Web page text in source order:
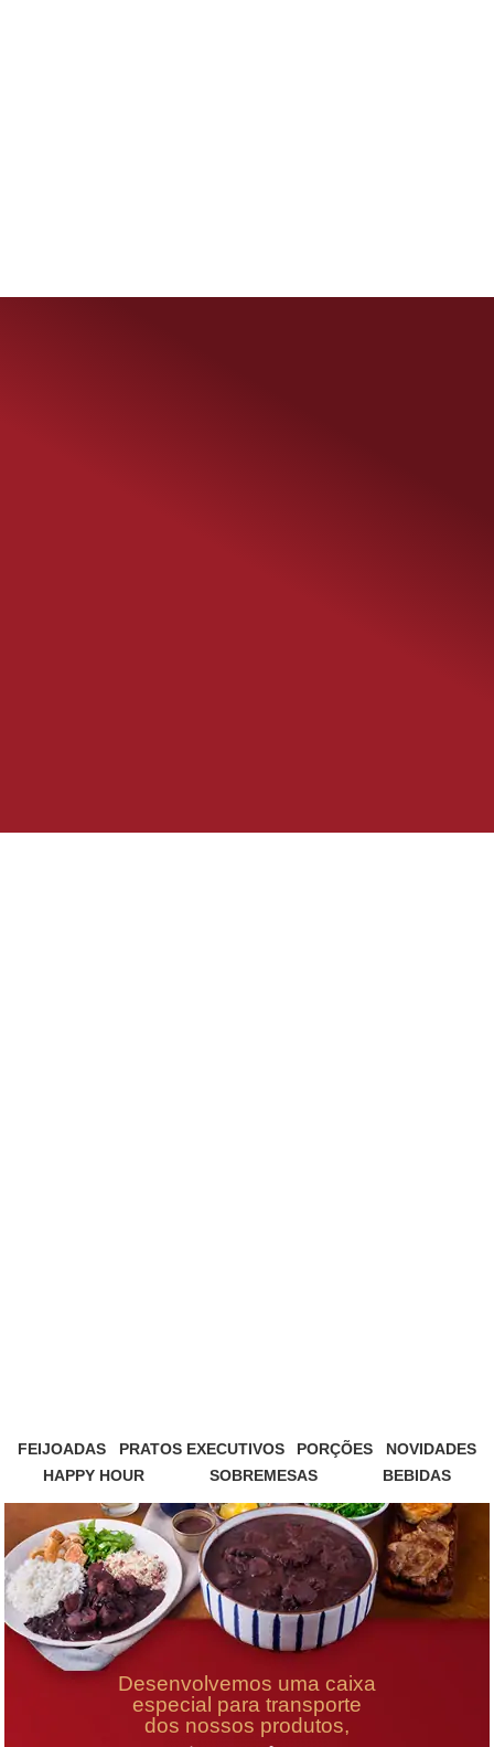
FEIJOADAS PRATOS EXECUTIVOS PORÇÕES
NOVIDADES
HAPPY HOUR
SOBREMESAS BEBIDAS
Desenvolvemos uma caixa
especial para transporte
dos nossos produtos,